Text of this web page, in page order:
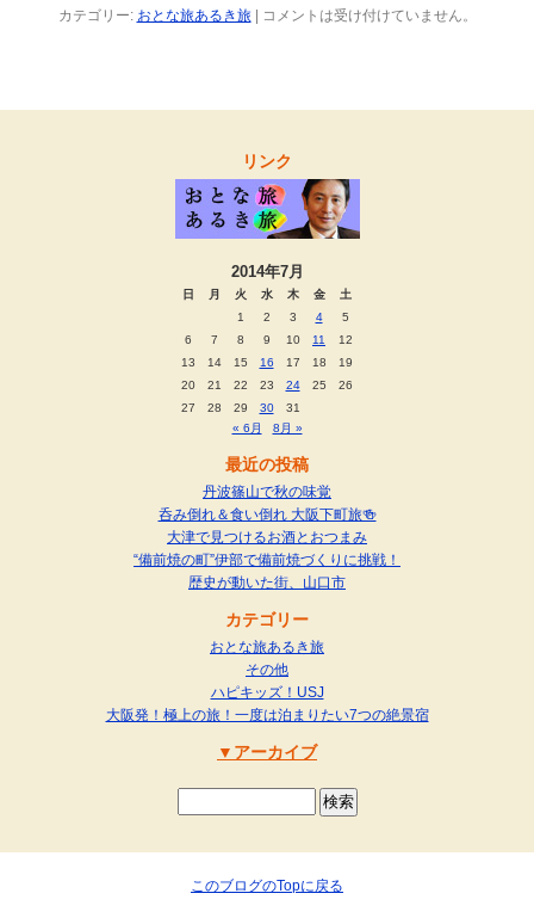
カテゴリー: おとな旅あるき旅| コメントは受け付けていません。
リンク
2014年7月
日 月 火 水 木 金
土
1
2 3 4
5
6
7 8 9 10 11
12
13
14 15 16 17 18
19
20
21 22 23 24 25
26
27
28 29 30
31
« 6月
8月 »
最近の投稿
丹波篠山で秋の味覚
呑み倒れ＆食い倒れ 大阪下町旅🍻
大津で見つけるお酒とおつまみ
“備前焼の町”伊部で備前焼づくりに挑戦！
歴史が動いた街、山口市
カテゴリー
おとな旅あるき旅
その他
ハピキッズ！USJ
大阪発！極上の旅！一度は泊まりたい7つの絶景宿
アーカイブ
このブログのTopに戻る